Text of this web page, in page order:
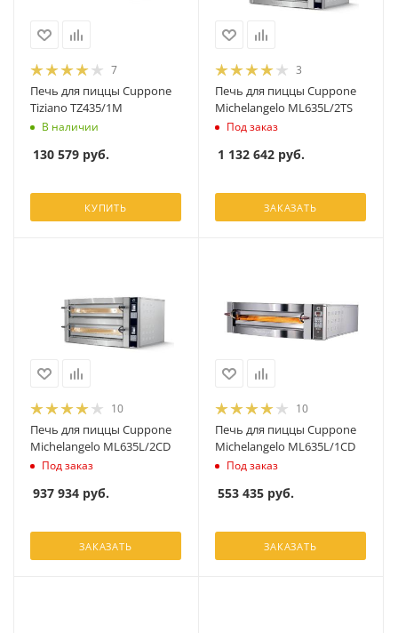
7
Печь для пиццы Cuppone
Tiziano TZ435/1M
В наличии
130 579 руб.
КУПИТЬ
3
Печь для пиццы Cuppone
Michelangelo ML635L/2TS
Под заказ
1 132 642 руб.
ЗАКАЗАТЬ
10
Печь для пиццы Cuppone
Michelangelo ML635L/2CD
Под заказ
937 934 руб.
ЗАКАЗАТЬ
10
Печь для пиццы Cuppone
Michelangelo ML635L/1CD
Под заказ
553 435 руб.
ЗАКАЗАТЬ